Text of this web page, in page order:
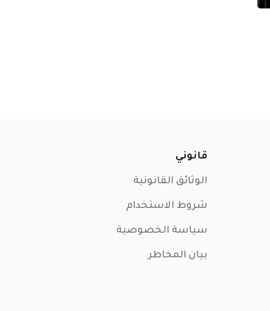
قانوني
الوثائق القانونية
شروط الاستخدام
سياسة الخصوصية
بيان المخاطر